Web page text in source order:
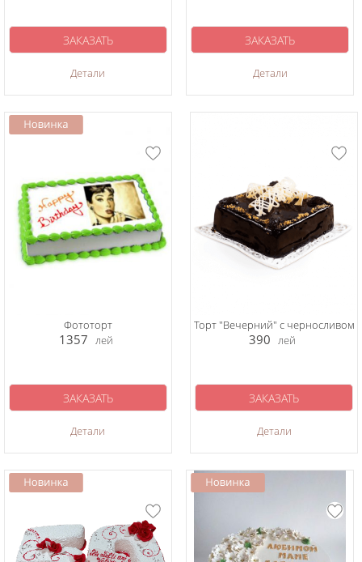
Детали
ЗАКАЗАТЬ
Детали
ЗАКАЗАТЬ
Фототорт
1357 лей
Детали
ЗАКАЗАТЬ
Торт "Вечерний" с черносливом
390 лей
Детали
ЗАКАЗАТЬ